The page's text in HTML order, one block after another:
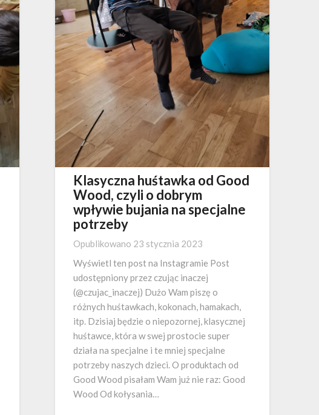
Klasyczna huśtawka od Good
Wood, czyli o dobrym
wpływie bujania na specjalne
potrzeby
Opublikowano 23 stycznia 2023
Wyświetl ten post na Instagramie Post
udostępniony przez czując inaczej
(@czujac_inaczej) Dużo Wam piszę o
różnych huśtawkach, kokonach, hamakach,
itp. Dzisiaj będzie o niepozornej, klasycznej
huśtawce, która w swej prostocie super
działa na specjalne i te mniej specjalne
potrzeby naszych dzieci. O produktach od
Good Wood pisałam Wam już nie raz: Good
Wood Od kołysania…